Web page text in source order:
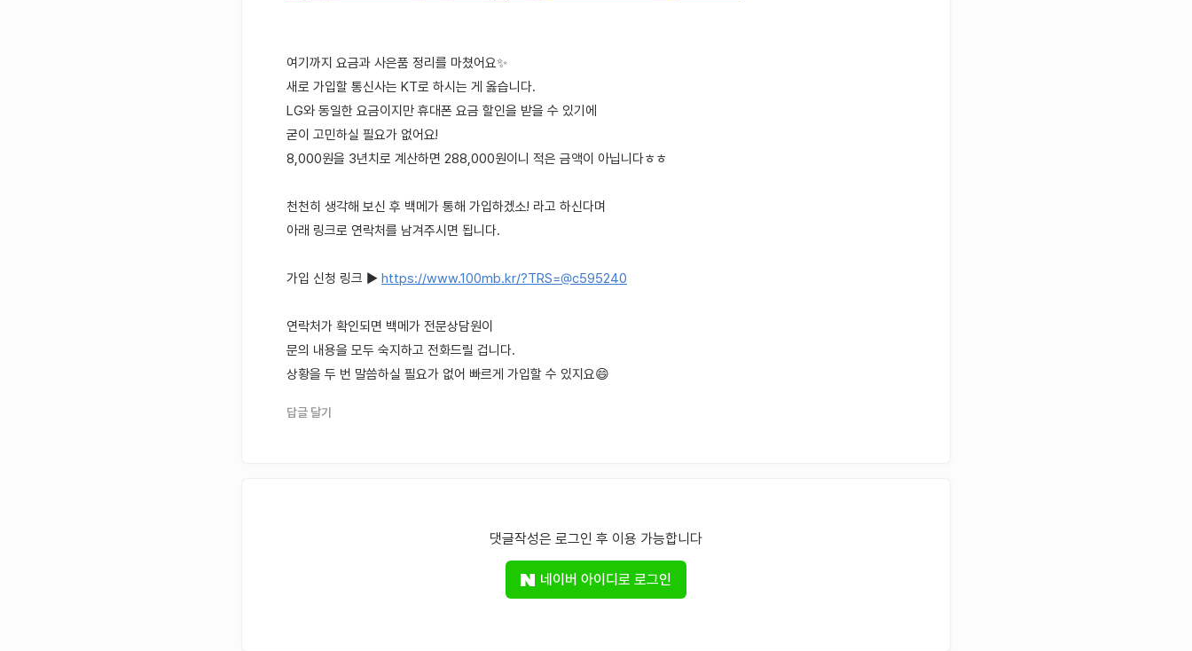
여기까지 요금과 사은품 정리를 마쳤어요✨
새로 가입할 통신사는 KT로 하시는 게 옳습니다.
LG와 동일한 요금이지만 휴대폰 요금 할인을 받을 수 있기에
굳이 고민하실 필요가 없어요!
8,000원을 3년치로 계산하면 288,000원이니 적은 금액이 아닙니다ㅎㅎ
천천히 생각해 보신 후 백메가 통해 가입하겠소! 라고 하신다며
아래 링크로 연락처를 남겨주시면 됩니다.
가입 신청 링크 ▶ https://www.100mb.kr/?TRS=@c595240
연락처가 확인되면 백메가 전문상담원이
문의 내용을 모두 숙지하고 전화드릴 겁니다.
상황을 두 번 말씀하실 필요가 없어 빠르게 가입할 수 있지요😄
답글 달기
댓글작성은 로그인 후 이용 가능합니다
네이버 아이디로 로그인